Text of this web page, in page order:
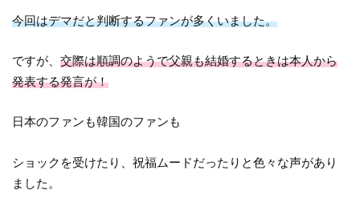
今回はデマだと判断するファンが多くいました。
ですが、交際は順調のようで父親も結婚するときは本人から
発表する発言が！
日本のファンも韓国のファンも
ショックを受けたり、祝福ムードだったりと色々な声があり
ました。